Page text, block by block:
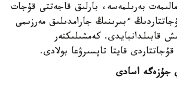
بەرىلمەسە، بارلىق قاجەتتى قۇجات
ءبىرىنىڭ جارامدىلىق مەرزىمى
قابىلدانبايدى. كەمشىلىكتەر
قايتا تاپسىرۋعا بولادى.
جۇزەگە اسادى